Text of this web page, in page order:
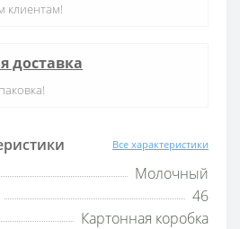
Все характеристики
Молочный
46
Картонная коробка
клиентам!
доставка